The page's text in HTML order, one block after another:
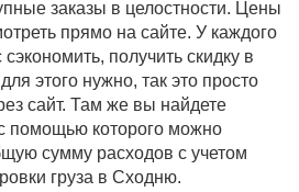
заказы в целостности. Цены
прямо на сайте. У каждого
получить скидку в
этого нужно, так это просто
сайт. Там же вы найдете
помощью которого можно
сумму расходов с учетом
груза в Сходню.